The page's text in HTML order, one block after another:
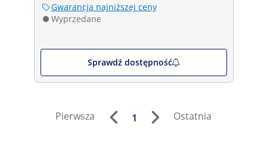
Gwarancja najniższej ceny
Wyprzedane
Sprawdź dostępność
Pierwsza 1 Ostatnia